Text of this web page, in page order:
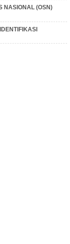
NASIONAL (OSN)